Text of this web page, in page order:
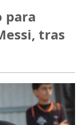
para
tras